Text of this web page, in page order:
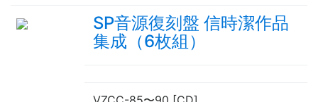
SP音源復刻盤 信時潔作品
集成（6枚組）